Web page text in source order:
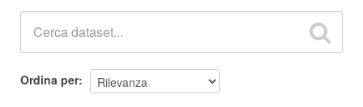
Ordina per